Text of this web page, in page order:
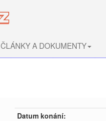
ČLÁNKY A DOKUMENTY
Datum konání: